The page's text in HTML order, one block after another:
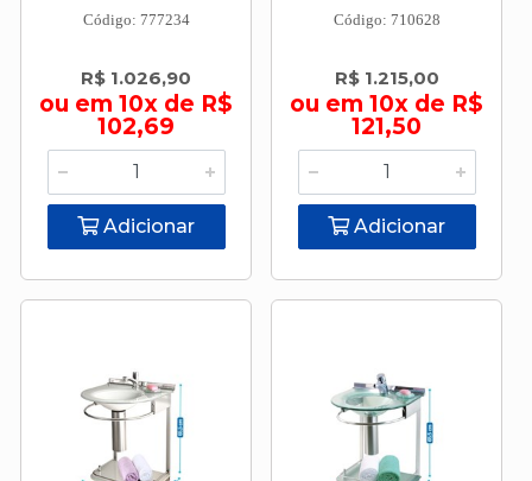
Código: 777234
R$ 1.026,90
ou em 10x de R$
102,69
Adicionar
Código: 710628
R$ 1.215,00
ou em 10x de R$
121,50
Adicionar